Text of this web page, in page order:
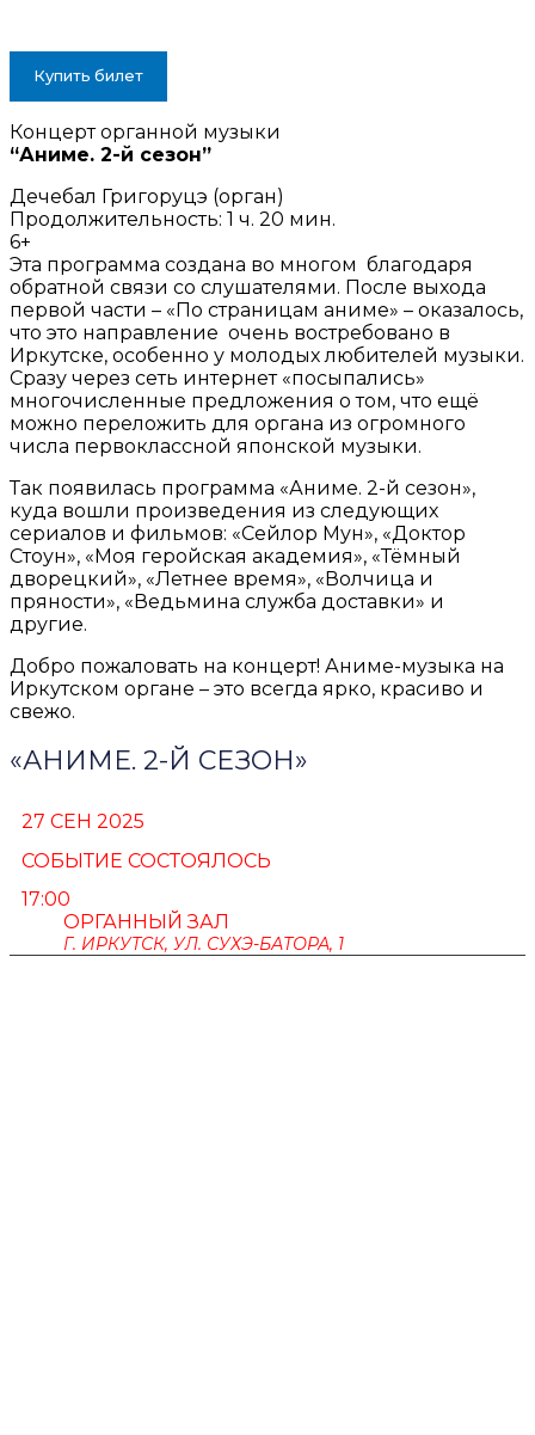
Купить билет
Концерт органной музыки
“Аниме. 2-й сезон”
Дечебал Григоруцэ (орган)
Продолжительность: 1 ч. 20 мин.
6+
Эта программа создана во многом благодаря
обратной связи со слушателями. После выхода
первой части – «По страницам аниме» – оказалось,
что это направление очень востребовано в
Иркутске, особенно у молодых любителей музыки.
Сразу через сеть интернет «посыпались»
многочисленные предложения о том, что ещё
можно переложить для органа из огромного
числа первоклассной японской музыки.
Так появилась программа «Аниме. 2-й сезон»,
куда вошли произведения из следующих
сериалов и фильмов: «Сейлор Мун», «Доктор
Стоун», «Моя геройская академия», «Тёмный
дворецкий», «Летнее время», «Волчица и
пряности», «Ведьмина служба доставки» и
другие.
Добро пожаловать на концерт! Аниме-музыка на
Иркутском органе – это всегда ярко, красиво и
свежо.
«АНИМЕ. 2-Й СЕЗОН»
27 СЕН 2025
СОБЫТИЕ СОСТОЯЛОСЬ
17:00
ОРГАННЫЙ ЗАЛ
Г. ИРКУТСК, УЛ. СУХЭ-БАТОРА, 1